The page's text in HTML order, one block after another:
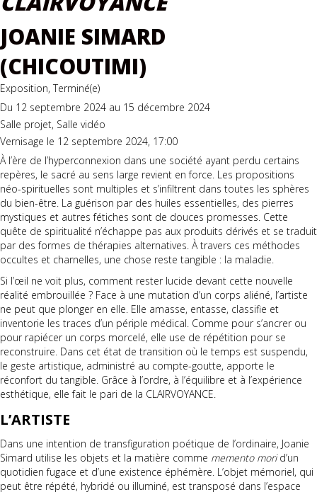
JOANIE SIMARD
(CHICOUTIMI)
Exposition, Terminé(e)
Du 12 septembre 2024 au 15 décembre 2024
Salle projet, Salle vidéo
Vernisage le 12 septembre 2024, 17:00
À l’ère de l’hyperconnexion dans une société ayant perdu certains
repères, le sacré au sens large revient en force. Les propositions
néo-spirituelles sont multiples et s’infiltrent dans toutes les sphères
du bien-être. La guérison par des huiles essentielles, des pierres
mystiques et autres fétiches sont de douces promesses. Cette
quête de spiritualité n’échappe pas aux produits dérivés et se traduit
par des formes de thérapies alternatives. À travers ces méthodes
occultes et charnelles, une chose reste tangible : la maladie.
Si l’œil ne voit plus, comment rester lucide devant cette nouvelle
réalité embrouillée ? Face à une mutation d’un corps aliéné, l’artiste
ne peut que plonger en elle. Elle amasse, entasse, classifie et
inventorie les traces d’un périple médical. Comme pour s’ancrer ou
pour rapiécer un corps morcelé, elle use de répétition pour se
reconstruire. Dans cet état de transition où le temps est suspendu,
le geste artistique, administré au compte-goutte, apporte le
réconfort du tangible. Grâce à l’ordre, à l’équilibre et à l’expérience
esthétique, elle fait le pari de la CLAIRVOYANCE.
L’ARTISTE
Dans une intention de transfiguration poétique de l’ordinaire, Joanie
Simard utilise les objets et la matière comme memento morid’un
quotidien fugace et d’une existence éphémère. L’objet mémoriel, qui
peut être répété, hybridé ou illuminé, est transposé dans l’espace